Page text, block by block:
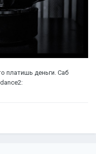
платишь деньги. Саб